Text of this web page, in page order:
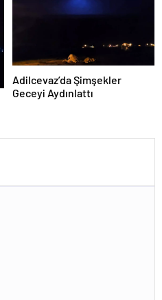
Adilcevaz’da Şimşekler
Geceyi Aydınlattı